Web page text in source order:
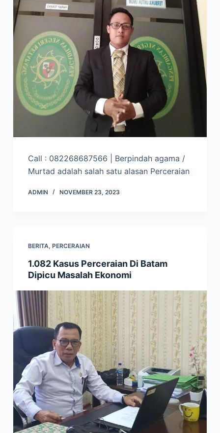
Call : 082268687566 | Berpindah agama /
Murtad adalah salah satu alasan Perceraian
ADMIN NOVEMBER 23, 2023
BERITA, PERCERAIAN
1.082 Kasus Perceraian Di Batam
Dipicu Masalah Ekonomi